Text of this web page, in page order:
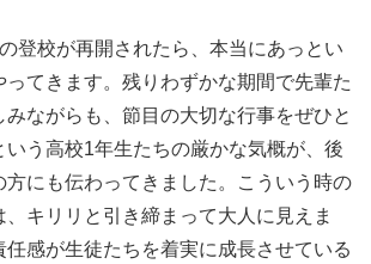
登校が再開されたら、本当にあっとい
ってきます。残りわずかな期間で先輩た
みながらも、節目の大切な行事をぜひと
いう高校1年生たちの厳かな気概が、後
方にも伝わってきました。こういう時の
キリリと引き締まって大人に見えま
感が生徒たちを着実に成長させている